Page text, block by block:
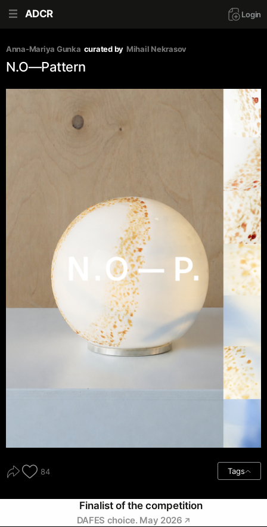
ADCR Login
Anna-Mariya Gunka curated by Mihail Nekrasov
N.O—Pattern
84 Tags
Finalist of the competition
DAFES choice. May 2026